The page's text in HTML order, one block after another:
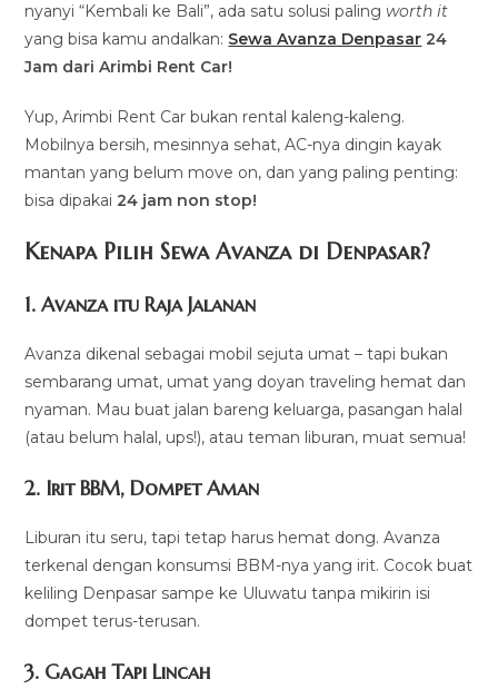
nyanyi “Kembali ke Bali”, ada satu solusi paling worth it
yang bisa kamu andalkan: Sewa Avanza Denpasar 24
Jam dari Arimbi Rent Car!
Yup, Arimbi Rent Car bukan rental kaleng-kaleng.
Mobilnya bersih, mesinnya sehat, AC-nya dingin kayak
mantan yang belum move on, dan yang paling penting:
bisa dipakai 24 jam non stop!
Kenapa Pilih Sewa Avanza di Denpasar?
1.Avanza itu Raja Jalanan
Avanza dikenal sebagai mobil sejuta umat – tapi bukan
sembarang umat, umat yang doyan traveling hemat dan
nyaman. Mau buat jalan bareng keluarga, pasangan halal
(atau belum halal, ups!), atau teman liburan, muat semua!
2. Irit BBM, Dompet Aman
Liburan itu seru, tapi tetap harus hemat dong. Avanza
terkenal dengan konsumsi BBM-nya yang irit. Cocok buat
keliling Denpasar sampe ke Uluwatu tanpa mikirin isi
dompet terus-terusan.
3. Gagah Tapi Lincah